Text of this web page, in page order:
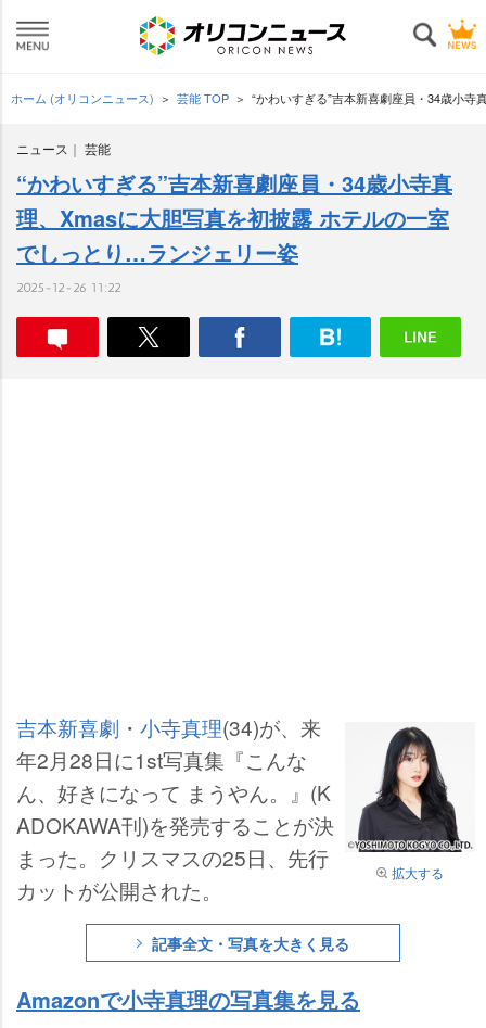
ホーム (オリコンニュース) 芸能 TOP “かわいすぎる”吉本新喜劇座員・34歳小
ニュース 芸能
“かわいすぎる”吉本新喜劇座員・34歳小寺真
理、Xmasに大胆写真を初披露 ホテルの一室
でしっとり…ランジェリー姿
2025-12-26 11:22
拡大する
吉本新喜劇 ・ 小寺真理(34)が、来
年2月28日に1st写真集『こんな
ん、好きになって まうやん。』(K
ADOKAWA刊)を発売することが決
まった。クリスマスの25日、先行
カットが公開された。
記事全文・写真を大きく見る
Amazonで小寺真理の写真集を見る